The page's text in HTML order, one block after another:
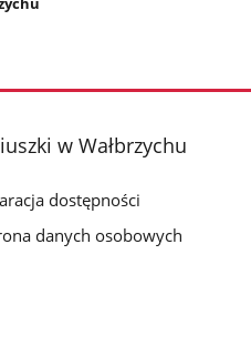
w Wałbrzychu
dostępności
danych osobowych